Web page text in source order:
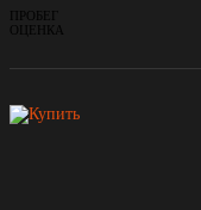
ПРОБЕГ
ОЦЕНКА